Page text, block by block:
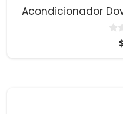
Acondicionador